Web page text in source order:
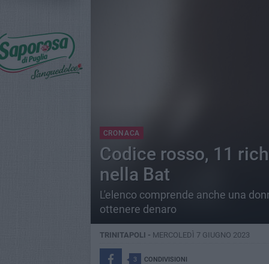
CRONACA
Codice rosso, 11
nella Bat
L'elenco comprende anche una
ottenere denaro
TRINITAPOLI - MERCOLEDÌ 7 GIUGNO 2023
3 CONDIVISIONI